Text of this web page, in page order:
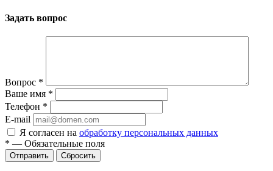
Задать вопрос
Вопрос *
Ваше имя *
Телефон *
E-mail
Я согласен на обработку персональных данных
* — Обязательные поля
Отправить Сбросить